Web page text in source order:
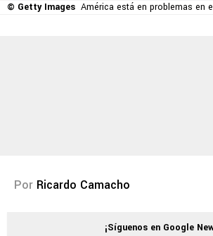
© Getty Images América está en problemas en
Por Ricardo Camacho
¡Síguenos en Google